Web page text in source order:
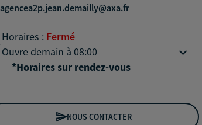
agencea2p.jean.demailly@axa.fr
Horaires : Fermé
Ouvre demain à 08:00
*Horaires sur rendez-vous
NOUS CONTACTER